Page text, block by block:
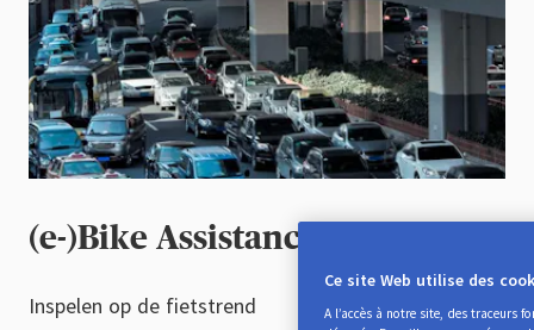
(e-)Bike Assistance
Inspelen op de fietstrend
Ce site Web utilise des
A l’accès à notre site, des traceurs